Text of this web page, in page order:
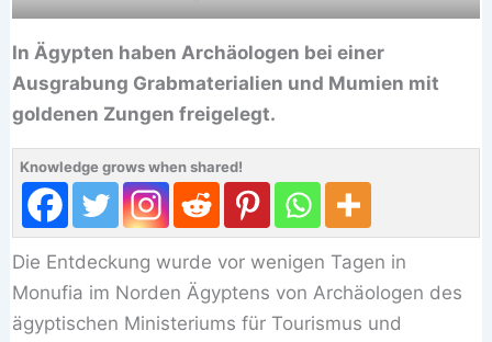
In Ägypten haben Archäologen bei einer
Ausgrabung Grabmaterialien und Mumien mit
goldenen Zungen freigelegt.
Knowledge grows when shared!
Die Entdeckung wurde vor wenigen Tagen in
Monufia im Norden Ägyptens von Archäologen des
ägyptischen Ministeriums für Tourismus und